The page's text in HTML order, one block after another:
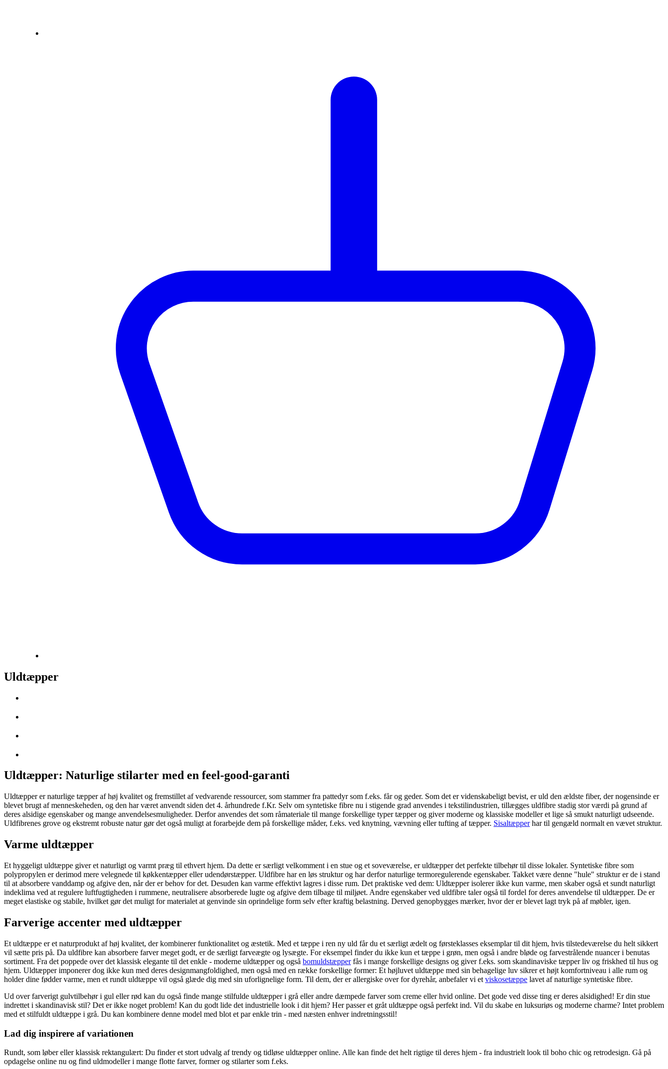
Uldtæpper
Uldtæpper: Naturlige stilarter med en feel-good-garanti
Uldtæpper er naturlige tæpper af høj kvalitet og fremstillet af vedvarende ressourcer, som stammer fra pattedyr som f.eks. får og geder. Som det er videnskabeligt bevist, er uld den ældste fiber, der nogensinde er
blevet brugt af menneskeheden, og den har været anvendt siden det 4. århundrede f.Kr. Selv om syntetiske fibre nu i stigende grad anvendes i tekstilindustrien, tillægges uldfibre stadig stor værdi på grund af
deres alsidige egenskaber og mange anvendelsesmuligheder. Derfor anvendes det som råmateriale til mange forskellige typer tæpper og giver moderne og klassiske modeller et lige så smukt naturligt udseende.
Uldfibrenes grove og ekstremt robuste natur gør det også muligt at forarbejde dem på forskellige måder, f.eks. ved knytning, vævning eller tufting af tæpper. Sisaltæpperhar til gengæld normalt en vævet struktur.
Varme uldtæpper
Et hyggeligt uldtæppe giver et naturligt og varmt præg til ethvert hjem. Da dette er særligt velkomment i en stue og et soveværelse, er uldtæpper det perfekte tilbehør til disse lokaler. Syntetiske fibre som
polypropylen er derimod mere velegnede til køkkentæpper eller udendørstæpper. Uldfibre har en løs struktur og har derfor naturlige termoregulerende egenskaber. Takket være denne "hule" struktur er de i stand
til at absorbere vanddamp og afgive den, når der er behov for det. Desuden kan varme effektivt lagres i disse rum. Det praktiske ved dem: Uldtæpper isolerer ikke kun varme, men skaber også et sundt naturligt
indeklima ved at regulere luftfugtigheden i rummene, neutralisere absorberede lugte og afgive dem tilbage til miljøet. Andre egenskaber ved uldfibre taler også til fordel for deres anvendelse til uldtæpper. De er
meget elastiske og stabile, hvilket gør det muligt for materialet at genvinde sin oprindelige form selv efter kraftig belastning. Derved genopbygges mærker, hvor der er blevet lagt tryk på af møbler, igen.
Farverige accenter med uldtæpper
Et uldtæppe er et naturprodukt af høj kvalitet, der kombinerer funktionalitet og æstetik. Med et tæppe i ren ny uld får du et særligt ædelt og førsteklasses eksemplar til dit hjem, hvis tilstedeværelse du helt sikkert
vil sætte pris på. Da uldfibre kan absorbere farver meget godt, er de særligt farveægte og lysægte. For eksempel finder du ikke kun et tæppe i grøn, men også i andre bløde og farvestrålende nuancer i benutas
sortiment. Fra det poppede over det klassisk elegante til det enkle - moderne uldtæpper og også bomuldstæpperfås i mange forskellige designs og giver f.eks. som skandinaviske tæpper liv og friskhed til hus og
hjem. Uldtæpper imponerer dog ikke kun med deres designmangfoldighed, men også med en række forskellige former: Et højluvet uldtæppe med sin behagelige luv sikrer et højt komfortniveau i alle rum og
holder dine fødder varme, men et rundt uldtæppe vil også glæde dig med sin uforlignelige form. Til dem, der er allergiske over for dyrehår, anbefaler vi et viskosetæppe lavet af naturlige syntetiske fibre.
Ud over farverigt gulvtilbehør i gul eller rød kan du også finde mange stilfulde uldtæpper i grå eller andre dæmpede farver som creme eller hvid online. Det gode ved disse ting er deres alsidighed! Er din stue
indrettet i skandinavisk stil? Det er ikke noget problem! Kan du godt lide det industrielle look i dit hjem? Her passer et gråt uldtæppe også perfekt ind. Vil du skabe en luksuriøs og moderne charme? Intet problem
med et stilfuldt uldtæppe i grå. Du kan kombinere denne model med blot et par enkle trin - med næsten enhver indretningsstil!
Lad dig inspirere af variationen
Rundt, som løber eller klassisk rektangulært: Du finder et stort udvalg af trendy og tidløse uldtæpper online. Alle kan finde det helt rigtige til deres hjem - fra industrielt look til boho chic og retrodesign. Gå på
opdagelse online nu og find uldmodeller i mange flotte farver, former og stilarter som f.eks.